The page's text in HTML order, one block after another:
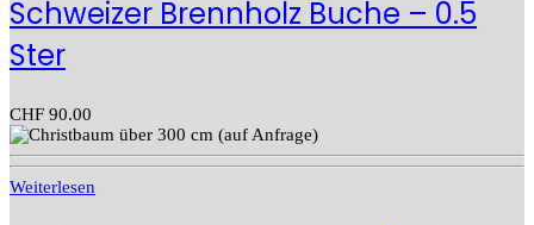
Schweizer Brennholz Buche – 0.5
Ster
CHF 90.00
Weiterlesen